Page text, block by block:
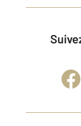
Suivez l’actualité immobilière et